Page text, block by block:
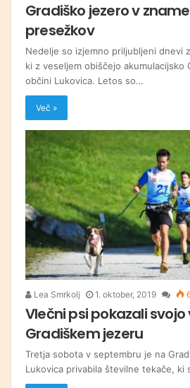
Gradiško jezero v
presežkov
Nedelje so izjemno priljubljeni dnevi
ki z veseljem obiščejo akumulacijsko
občini Lukovica. Letos so…
Več »
Lea Smrkolj 1. oktober, 2019
Vlečni psi pokazali
Gradiškem jezeru
Tretja sobota v septembru je na
Lukovica privabila številne tekače,